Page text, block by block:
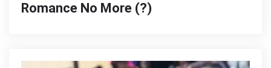
Romance No More (?)